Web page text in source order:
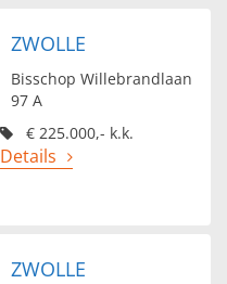
ZWOLLE
Bisschop Willebrandlaan
97 A
€ 225.000,- k.k.
Details
ZWOLLE